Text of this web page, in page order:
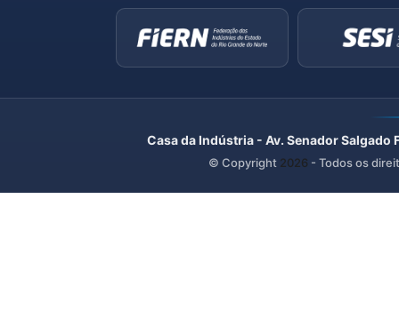
Casa da Indústria - Av. Senador
© Copyright 2026 - Todos os